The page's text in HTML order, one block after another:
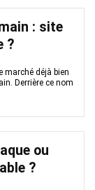
: site
?
marché déjà bien
Derrière ce nom
ou
?